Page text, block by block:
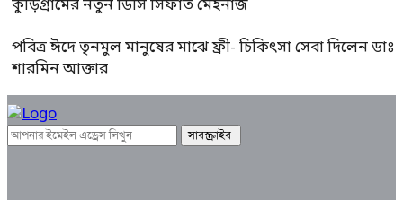
কুড়িগ্রামের নতুন ডিসি সিফাত মেহনাজ
পবিত্র ঈদে তৃনমুল মানুষের মাঝে ফ্রী- চিকিৎসা সেবা দিলেন ডাঃ
শারমিন আক্তার